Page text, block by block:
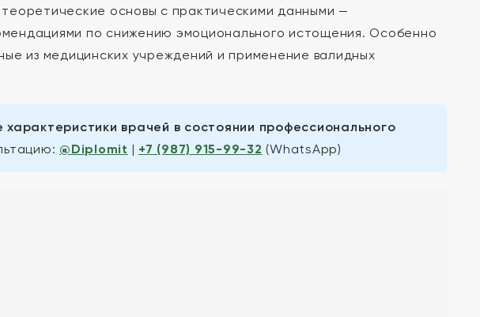
основы с практическими данными —
по снижению эмоционального истощения. Особенно
из медицинских учреждений и применение валидных
врачей в состоянии профессионального
@Diplomit | +7 (987) 915-99-32 (WhatsApp)